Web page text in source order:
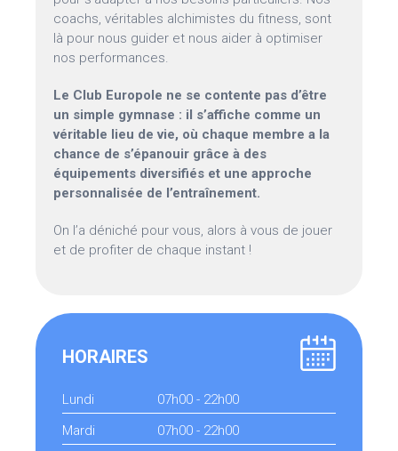
coachs, véritables alchimistes du fitness, sont
là pour nous guider et nous aider à optimiser
nos performances.
Le Club Europole ne se contente pas d’être
un simple gymnase : il s’affiche comme un
véritable lieu de vie, où chaque membre a la
chance de s’épanouir grâce à des
équipements diversifiés et une approche
personnalisée de l’entraînement.
On l’a déniché pour vous, alors à vous de jouer
et de profiter de chaque instant !
HORAIRES
Lundi
07h00 - 22h00
Mardi
07h00 - 22h00